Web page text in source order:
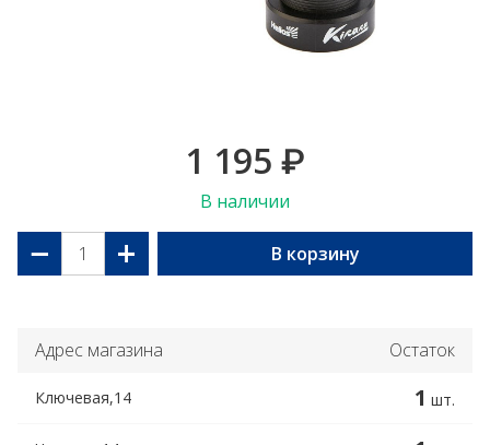
1 195 ₽
В наличии
− + В корзину
Адрес магазина Остаток
Ключевая,14 1 шт.